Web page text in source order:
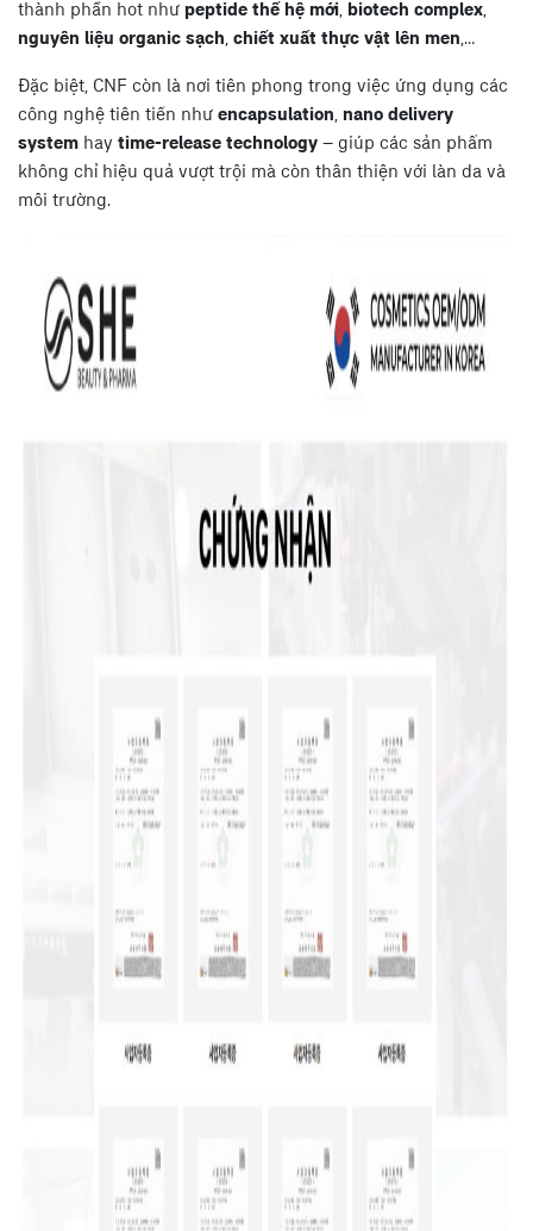
thành phần hot như peptide thế hệ mới, biotech complex,
nguyên liệu organic sạch, chiết xuất thực vật lên men,…
Đặc biệt, CNF còn là nơi tiên phong trong việc ứng dụng các
công nghệ tiên tiến như encapsulation, nano delivery
system hay time-release technology – giúp các sản phẩm
không chỉ hiệu quả vượt trội mà còn thân thiện với làn da và
môi trường.